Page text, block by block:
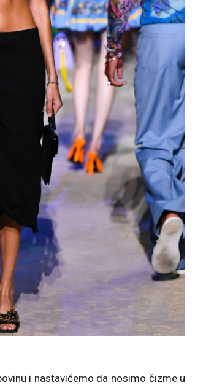
i nastavićemo da nosimo čizme u